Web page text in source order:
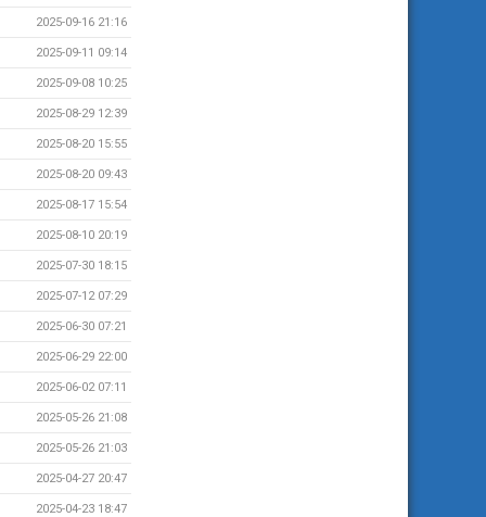
2025-09-16 21:16
2025-09-11 09:14
2025-09-08 10:25
2025-08-29 12:39
2025-08-20 15:55
2025-08-20 09:43
2025-08-17 15:54
2025-08-10 20:19
2025-07-30 18:15
2025-07-12 07:29
2025-06-30 07:21
2025-06-29 22:00
2025-06-02 07:11
2025-05-26 21:08
2025-05-26 21:03
2025-04-27 20:47
2025-04-23 18:47